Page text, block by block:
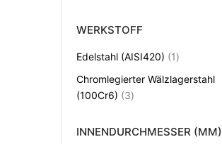
WERKSTOFF
Edelstahl (AISI420) 1Artikel
Chromlegierter Wälzlagerstahl
(100Cr6)
3Artikel
INNENDURCHMESSER (MM)